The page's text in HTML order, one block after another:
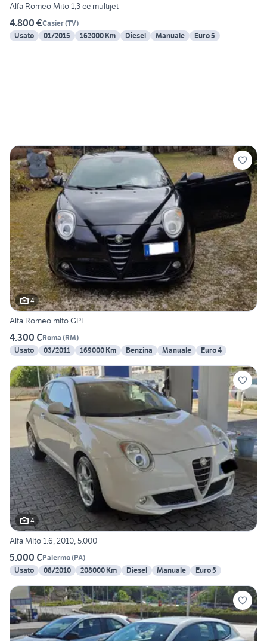
Alfa Romeo Mito 1,3 cc multijet
4.800 €Casier(TV)
Usato
01/2015 162000 Km Diesel Manuale Euro 5
4
Alfa Romeo mito GPL
4.300 €Roma (RM)
Usato
03/2011 169000 Km Benzina Manuale Euro 4
4
Alfa Mito 1.6, 2010, 5.000
5.000 €Palermo(PA)
Usato
08/2010 208000 Km Diesel Manuale Euro 5